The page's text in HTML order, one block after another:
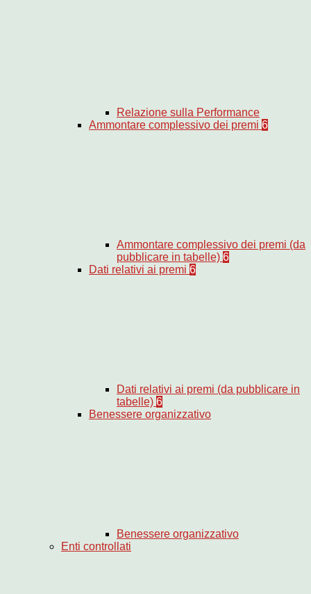
Relazione sulla Performance
Ammontare complessivo dei premi 6
Ammontare complessivo dei premi (da
pubblicare in tabelle) 6
Dati relativi ai premi 6
Dati relativi ai premi (da pubblicare in
tabelle) 6
Benessere organizzativo
Benessere organizzativo
Enti controllati